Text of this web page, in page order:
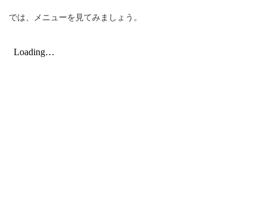
では、メニューを見てみましょう。